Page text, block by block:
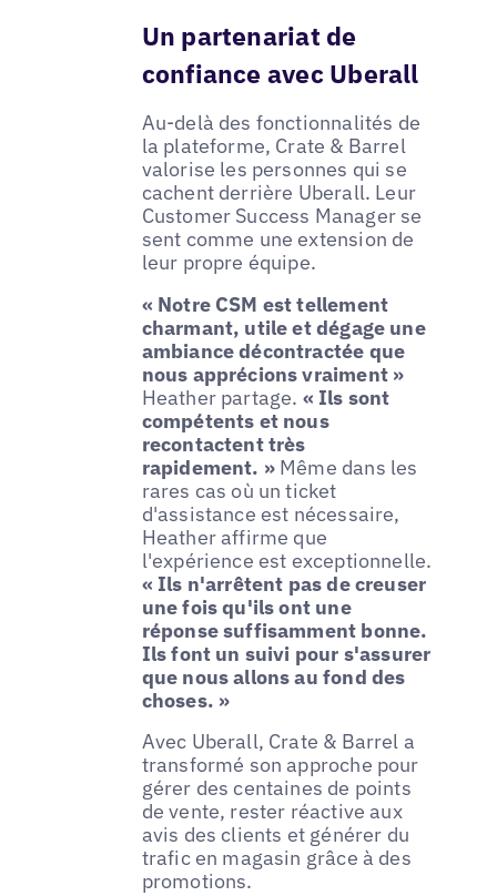
Un partenariat de
confiance avec Uberall
Au-delà des fonctionnalités de
la plateforme, Crate & Barrel
valorise les personnes qui se
cachent derrière Uberall. Leur
Customer Success Manager se
sent comme une extension de
leur propre équipe.
« Notre CSM est tellement
charmant, utile et dégage une
ambiance décontractée que
nous apprécions vraiment »
Heather partage. « Ils sont
compétents et nous
recontactent très
rapidement. »Même dans les
rares cas où un ticket
d'assistance est nécessaire,
Heather affirme que
l'expérience est exceptionnelle.
« Ils n'arrêtent pas de creuser
une fois qu'ils ont une
réponse suffisamment bonne.
Ils font un suivi pour s'assurer
que nous allons au fond des
choses. »
Avec Uberall, Crate & Barrel a
transformé son approche pour
gérer des centaines de points
de vente, rester réactive aux
avis des clients et générer du
trafic en magasin grâce à des
promotions.